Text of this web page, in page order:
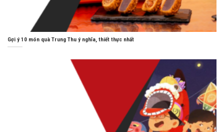
Gợi ý 10 món quà Trung Thu ý nghĩa, thiết thực nhất